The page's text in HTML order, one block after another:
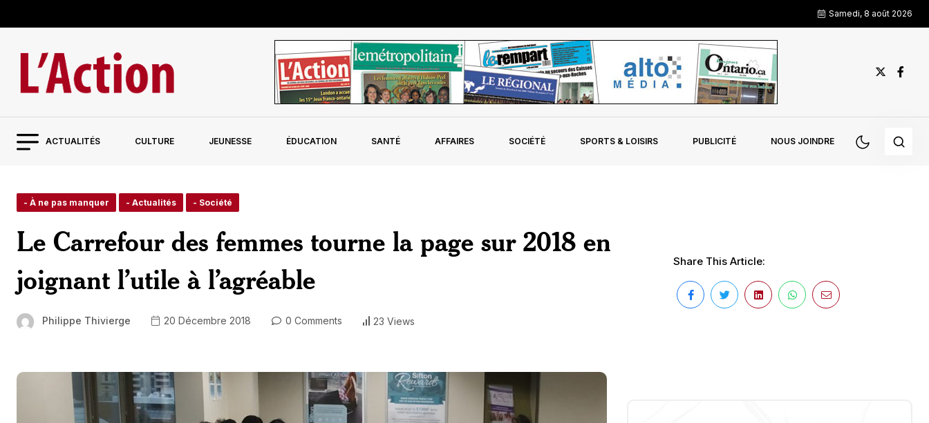
Samedi, 8 août 2026
ACTUALITÉS CULTURE JEUNESSE ÉDUCATION SANTÉ AFFAIRES SOCIÉTÉ SPORTS & LOISIRS PUBLICITÉ NOUS JOINDRE
- À ne pas manquer - Actualités - Société
Le Carrefour des femmes tourne la page sur 2018 en
joignant l’utile à l’agréable
Philippe Thivierge 20 Décembre 2018 0 Comments 23 Views
Share This Article: